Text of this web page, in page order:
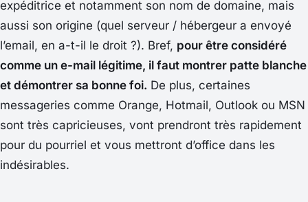
expéditrice et notamment son nom de domaine, mais
aussi son origine (quel serveur / hébergeur a envoyé
l’email, en a-t-il le droit ?). Bref, pour être considéré
comme un e-mail légitime, il faut montrer patte blanche
et démontrer sa bonne foi. De plus, certaines
messageries comme Orange, Hotmail, Outlook ou MSN
sont très capricieuses, vont prendront très rapidement
pour du pourriel et vous mettront d’office dans les
indésirables.